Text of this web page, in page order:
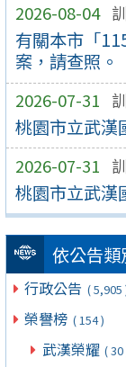
2026-08-04
有關本市「
案，請查照。
2026-07-31
桃園市立武漢
2026-07-31
桃園市立武漢
依公告類
行政公告 ( 5,905
榮譽榜 ( 154 )
武漢榮耀 ( 30